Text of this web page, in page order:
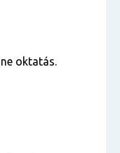
oktatás.